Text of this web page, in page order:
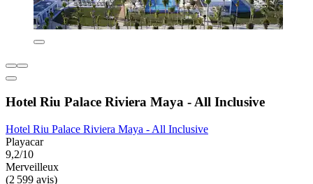
Hotel Riu Palace Riviera Maya - All Inclusive
Hotel Riu Palace Riviera Maya - All Inclusive
Playacar
9,2/10
Merveilleux
(2 599 avis)